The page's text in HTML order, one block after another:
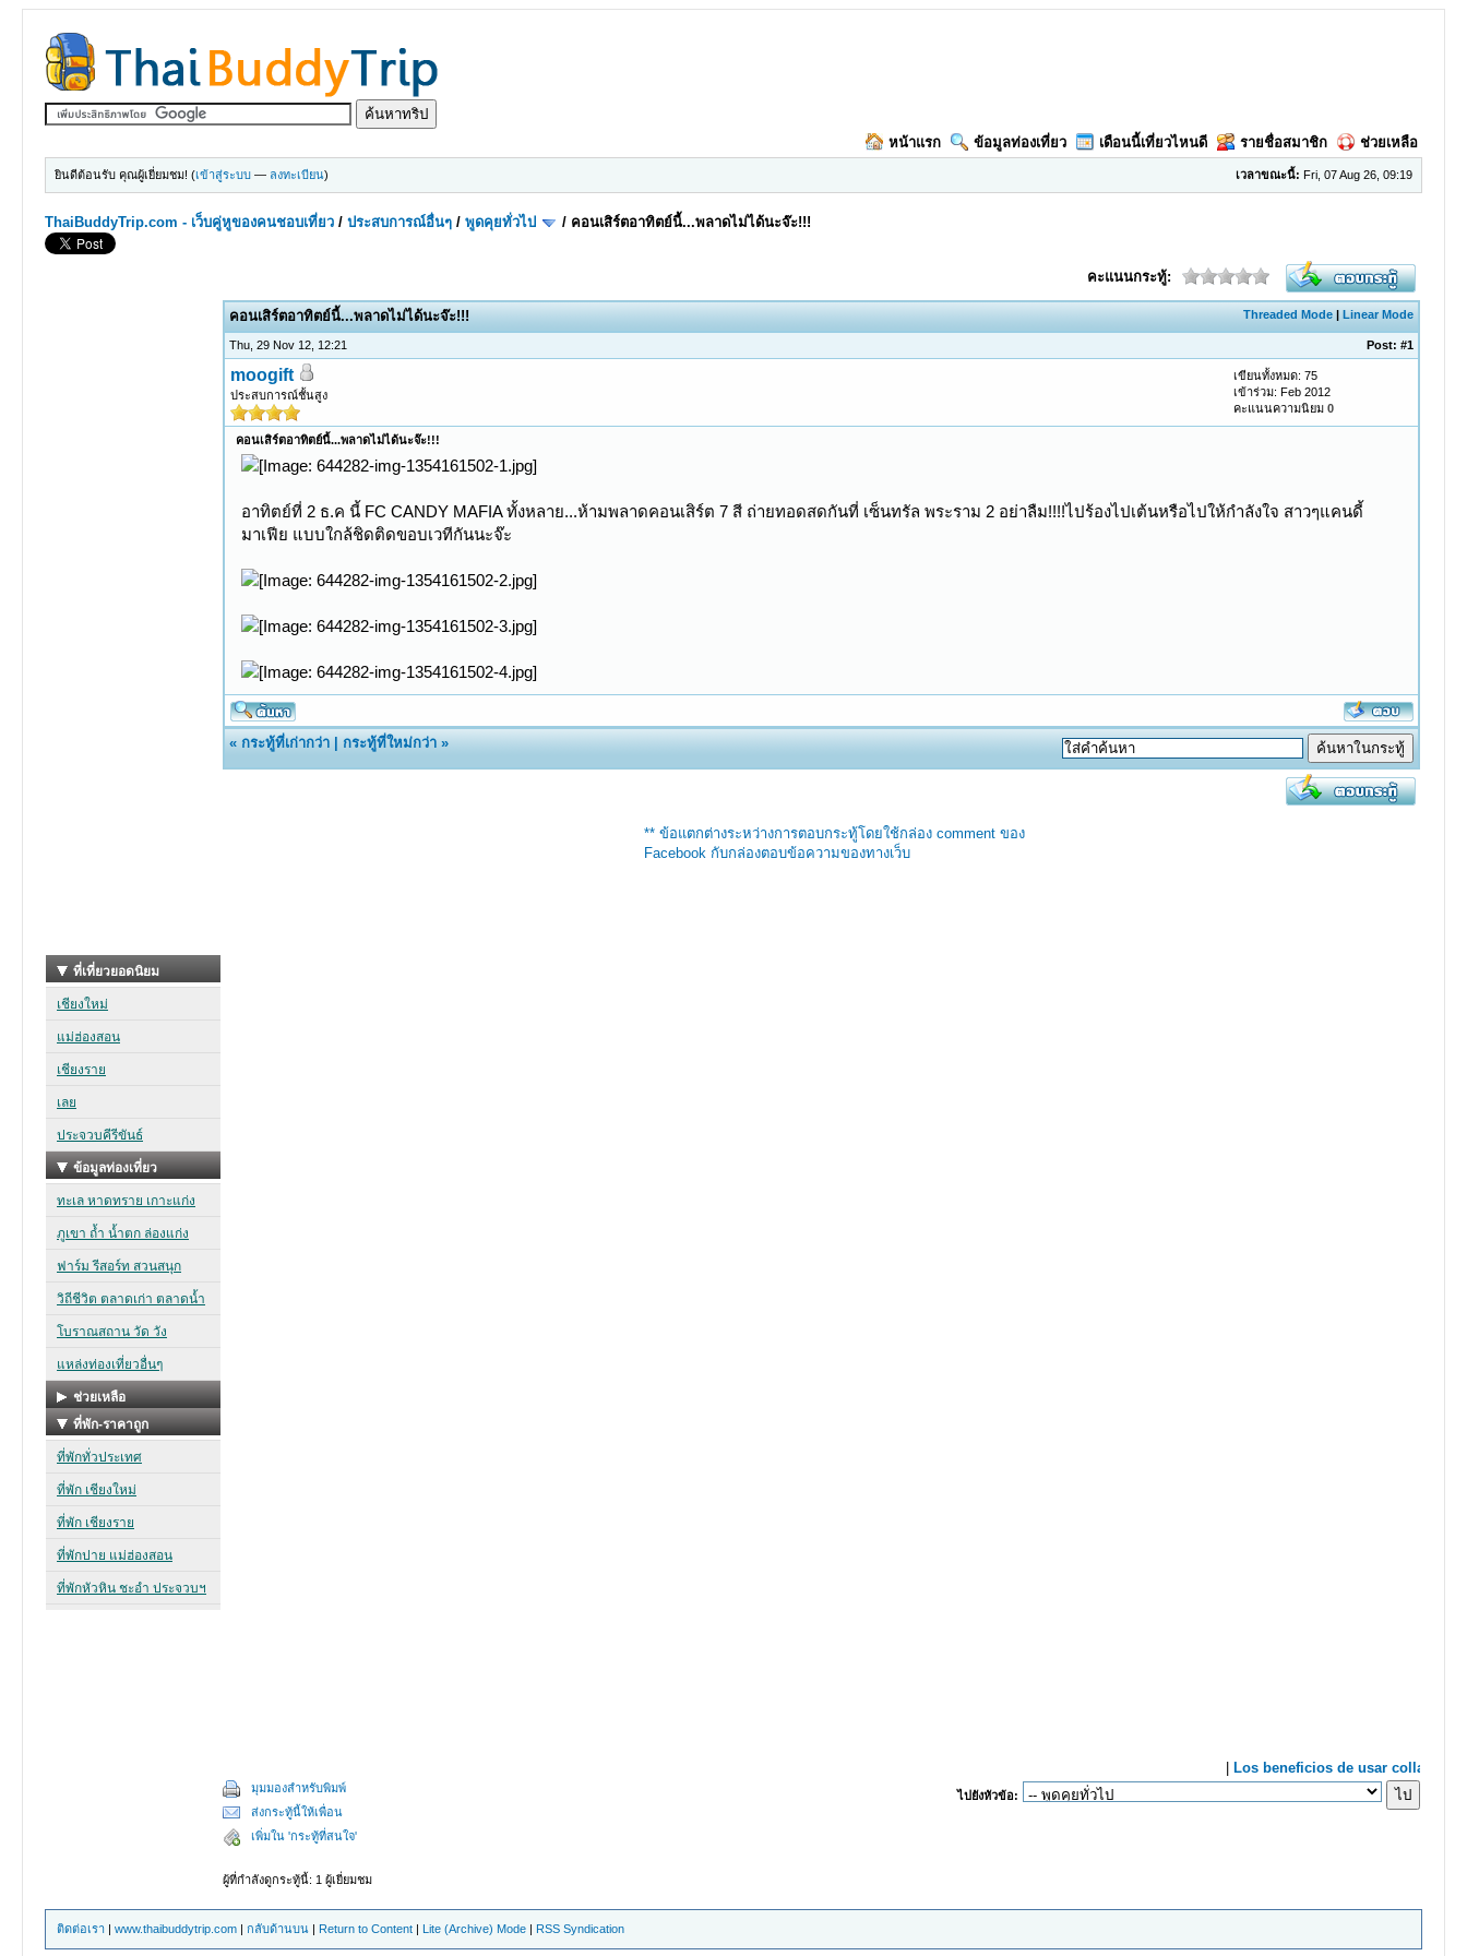
หน้าแรก ข้อมูลท่องเที่ยว เดือนนี้เที่ยวไหนดี รายชื่อสมาชิก ช่วยเหลือ
เวลาขณะนี้: Fri, 07 Aug 26, 09:19
ยินดีต้อนรับ คุณผู้เยี่ยมชม! (เข้าสู่ระบบ — ลงทะเบียน)
ThaiBuddyTrip.com - เว็บคู่หูของคนชอบเที่ยว /ประสบการณ์อื่นๆ /พูดคุยทั่วไป / คอนเสิร์ตอาทิตย์นี้...พลาดไม่ได้นะจ๊ะ!!!
คะแนนกระทู้:
Threaded Mode |Linear Mode
คอนเสิร์ตอาทิตย์นี้...พลาดไม่ได้นะจ๊ะ!!!
Thu, 29 Nov 12, 12:21 Post:#1
moogift
ประสบการณ์ชั้นสูง
เขียนทั้งหมด: 75
เข้าร่วม: Feb 2012
คะแนนความนิยม0
คอนเสิร์ตอาทิตย์นี้...พลาดไม่ได้นะจ๊ะ!!!
อาทิตย์ที่ 2 ธ.ค นี้ FC CANDY MAFIA ทั้งหลาย...ห้ามพลาดคอนเสิร์ต 7 สี ถ่ายทอดสดกันที่ เซ็นทรัล พระราม 2 อย่าลืม!!!!ไปร้องไปเต้นหรือไปให้กำลังใจ สาวๆแคนดี้
มาเฟีย แบบใกล้ชิดติดขอบเวทีกันนะจ๊ะ
«กระทู้ที่เก่ากว่า |กระทู้ที่ใหม่กว่า »
** ข้อแตกต่างระหว่างการตอบกระทู้โดยใช้กล่อง comment ของ
Facebook กับกล่องตอบข้อความของทางเว็บ
มุมมองสำหรับพิมพ์
ส่งกระทู้นี้ให้เพื่อน
เพิ่มใน 'กระทู้ที่สนใจ'
ไปยังหัวข้อ:
ผู้ที่กำลังดูกระทู้นี้: 1 ผู้เยี่ยมชม
ติดต่อเรา |www.thaibuddytrip.com |กลับด้านบน | Return to Content | Lite (Archive) Mode | RSS Syndication